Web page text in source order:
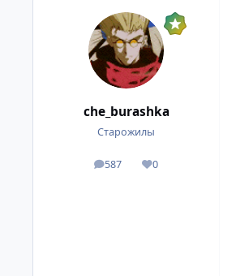
che_burashka
Старожилы
587
посты 0
Репутация